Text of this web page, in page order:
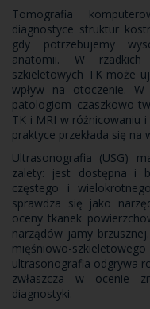
Tomografia
diagnostyce struktur
gdy potrzebujemy
anatomii. W
szkieletowych TK może
wpływ na otoczenie. W
patologiom czaszkowo-
TK i MRI w różnicowaniu
praktyce przekłada się na
Ultrasonografia (USG)
zalety: jest dostępna i
częstego i
sprawdza się jako
oceny tkanek
narządów jamy
mięśniowo-
ultrasonografia odgrywa
zwłaszcza w ocenie
diagnostyki.